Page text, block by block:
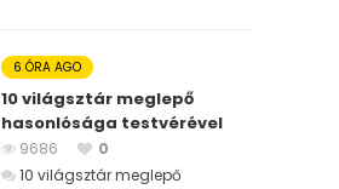
6 ÓRA AGO
10 világsztár meglepő
hasonlósága testvérével
9686
0
10 világsztár meglepő